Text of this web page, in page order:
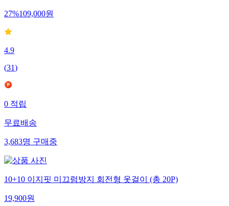
27%109,000원
4.9
(31)
0 적립
무료배송
3,683명 구매중
10+10 이지핏 미끄럼방지 회전형 옷걸이 (총 20P)
19,900원